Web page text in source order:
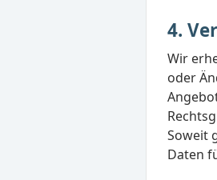
4.
Wir
oder
Soweit
Daten